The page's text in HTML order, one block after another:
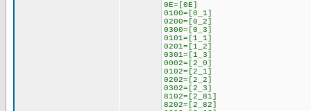
0E=[0E]
0100=[0_1]
0200=[0_2]
0300=[0_3]
0101=[1_1]
0201=[1_2]
0301=[1_3]
0002=[2_0]
0102=[2_1]
0202=[2_2]
0302=[2_3]
8102=[2_81]
8202=[2_82]